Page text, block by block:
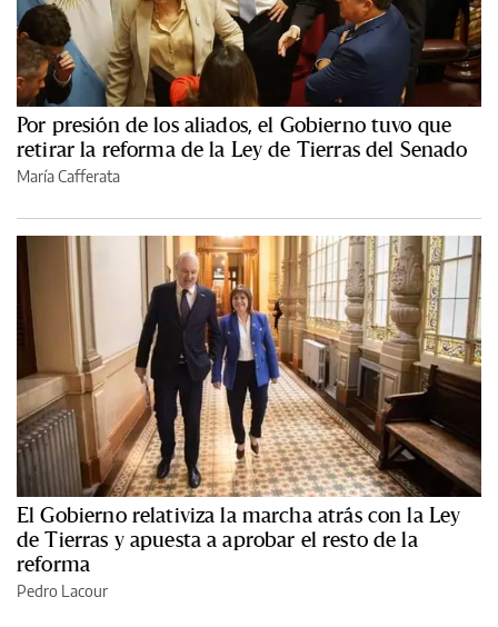
Por presión de los aliados, el Gobierno tuvo que
retirar la reforma de la Ley de Tierras del Senado
María Cafferata
El Gobierno relativiza la marcha atrás con la Ley
de Tierras y apuesta a aprobar el resto de la
reforma
Pedro Lacour